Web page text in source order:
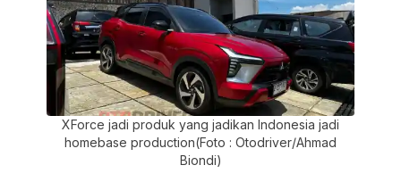
XForce jadi produk yang jadikan Indonesia jadi
homebase production(Foto : Otodriver/Ahmad
Biondi)